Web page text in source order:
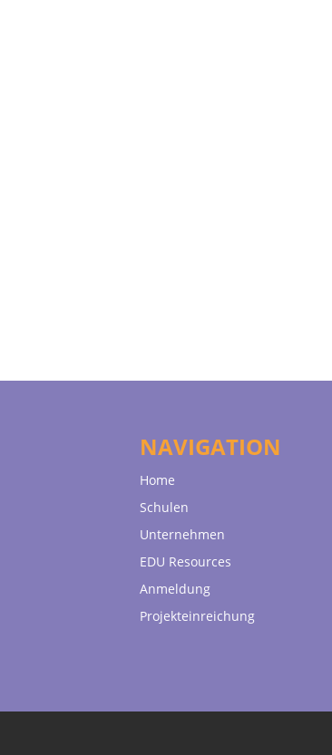
NAVIGATION
Home
Schulen
Unternehmen
EDU Resources
Anmeldung
Projekteinreichung